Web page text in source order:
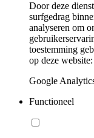
Door deze
surfgedrag
analyseren om
toestemming
op deze website:
Google
Functioneel